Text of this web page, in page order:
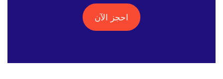
احجز الآن